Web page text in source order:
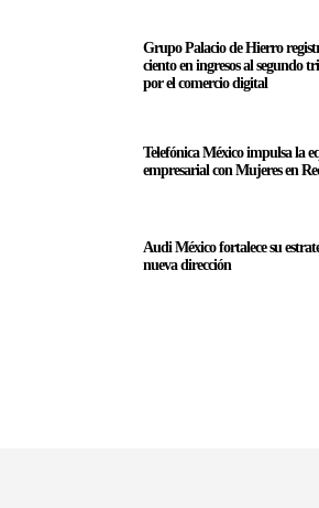
Grupo Palacio de Hierro
ciento en ingresos al segundo
por el comercio digital
Telefónica México impulsa la
empresarial con Mujeres en
Audi México fortalece su
nueva dirección